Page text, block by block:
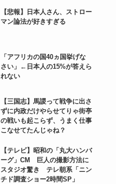
【悲報】日本人さん、ストロー
マン論法が好きすぎる
「アフリカの国40ヵ国挙げな
さい」←日本人の15%が答えら
れない
【三国志】馬謖って戦争に出さ
ずに内政だけやらせてりゃ街亭
の戦いも起こらず、うまく仕事
こなせてたんじゃね？
【テレビ】昭和の「丸大ハンバ
ーグ」CM 巨人の撮影方法に
スタジオ驚き テレ朝系「ニン
チド調査ショー2時間SP」